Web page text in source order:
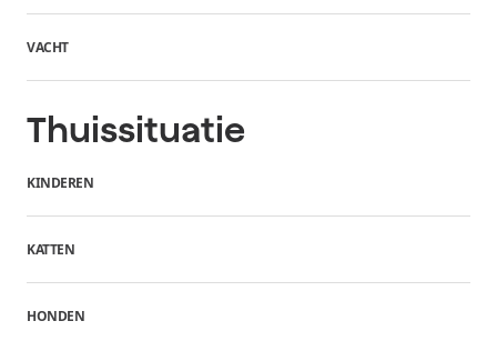
VACHT
Thuissituatie
KINDEREN
KATTEN
HONDEN